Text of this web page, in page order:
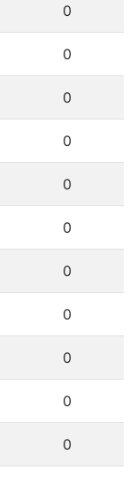
0
0
0
0
0
0
0
0
0
0
0